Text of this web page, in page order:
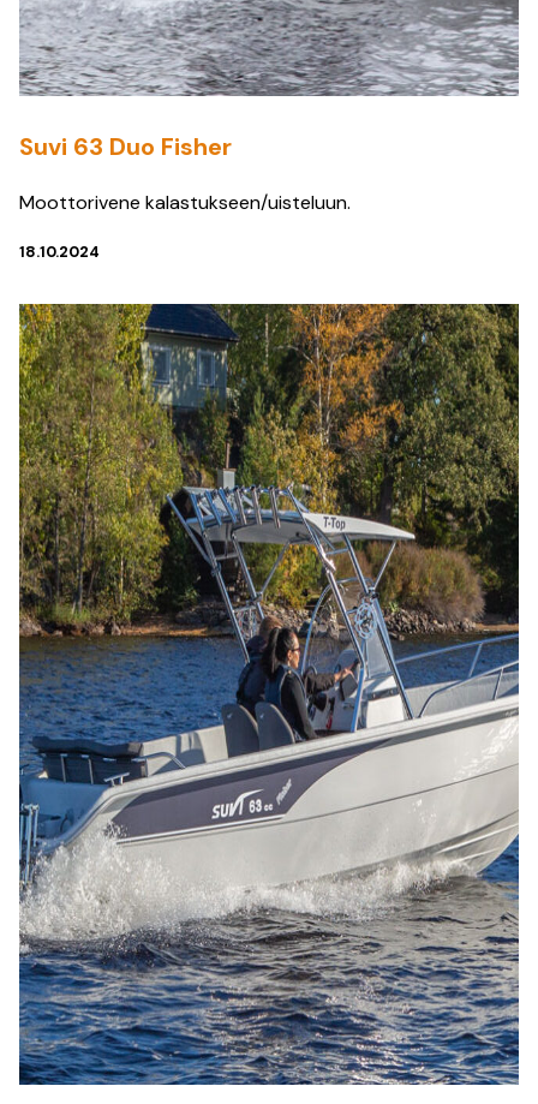
Suvi 63 Duo Fisher
Moottorivene kalastukseen/uisteluun.
18.10.2024